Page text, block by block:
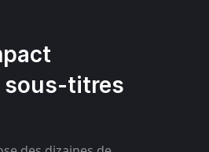
sous-titres